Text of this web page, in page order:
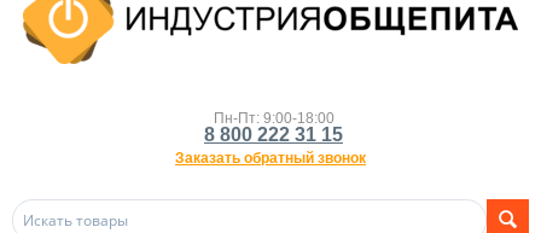
Пн-Пт: 9:00-18:00
8 800 222 31 15
Заказать обратный звонок